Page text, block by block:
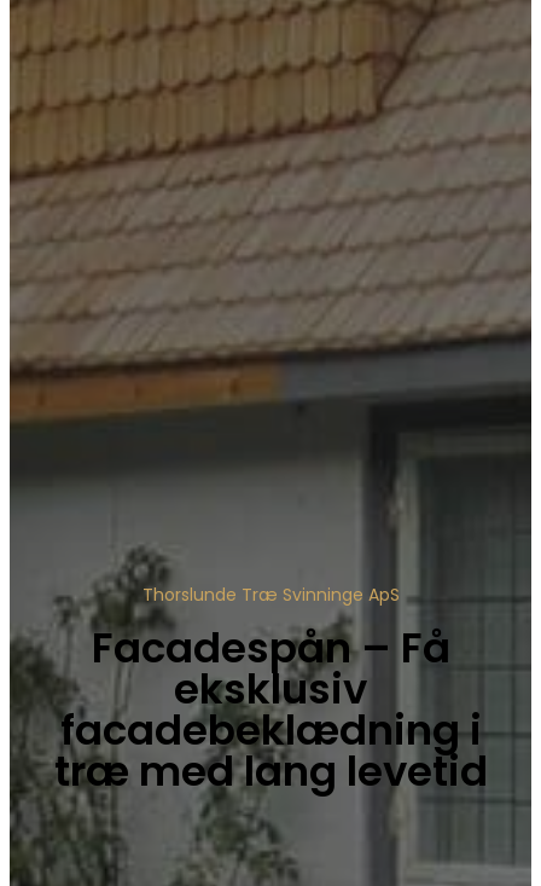
Thorslunde Træ Svinninge ApS
Facadespån – Få
eksklusiv
facadebeklædning i
træ med lang levetid